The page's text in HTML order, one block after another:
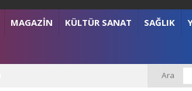
MAGAZİN KÜLTÜR SANAT SAĞLIK
Ara